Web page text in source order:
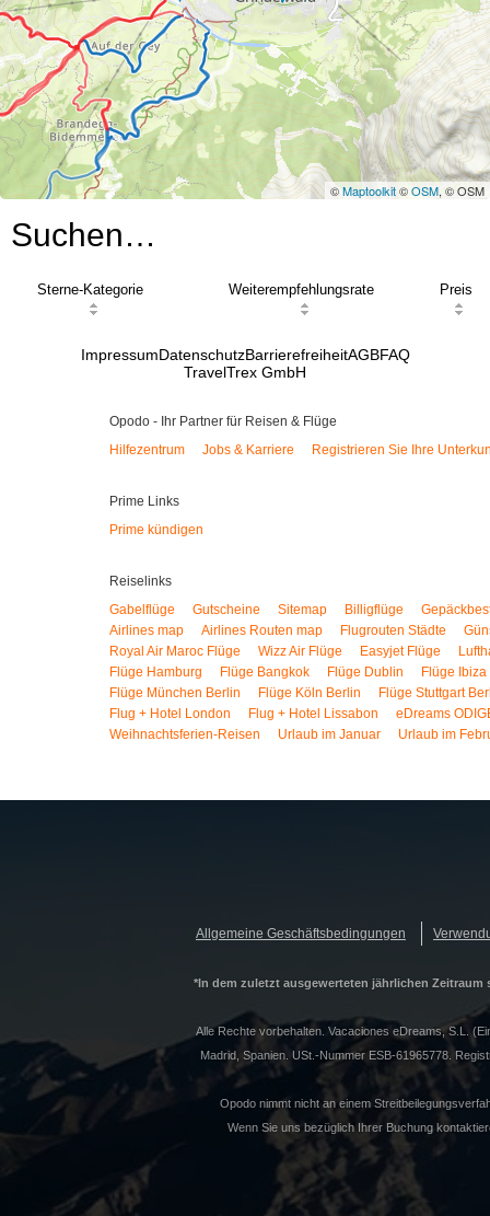
©Maptoolkit©OSM, © OSM
Suchen…
Sterne-Kategorie Weiterempfehlungsrate Preis
ImpressumDatenschutzBarrierefreiheitAGBFAQ
TravelTrex GmbH